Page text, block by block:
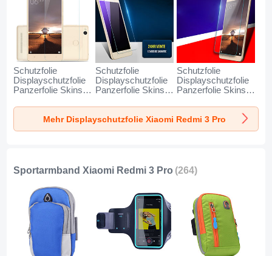
Schutzfolie
Displayschutzfolie
Panzerfolie Skins
Gehärtetes Glas
Glasfolie für Xiaomi
Redmi 3 Pro Klar
Schutzfolie
Displayschutzfolie
Panzerfolie Skins
Gehärtetes Glas
Glasfolie Anti Blue
Ray B02 für Xiaomi
Schutzfolie
Displayschutzfolie
Panzerfolie Skins
Gehärtetes Glas
Glasfolie T01 für
Xiaomi Redmi 3
Mehr Displayschutzfolie Xiaomi Redmi 3 Pro
Sportarmband Xiaomi Redmi 3 Pro (264)